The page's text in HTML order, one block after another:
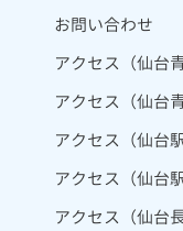
お問い合わせ
アクセス（仙台
アクセス（仙台
アクセス（仙台
アクセス（仙台
アクセス（仙台